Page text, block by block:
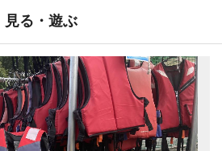
見る・遊ぶ